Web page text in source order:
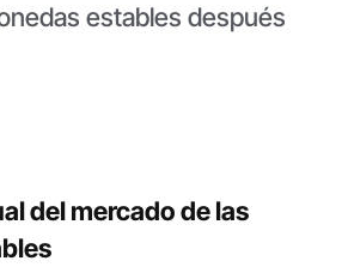
estables después
del mercado de las